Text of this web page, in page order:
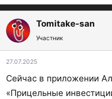
е
а
к
ц
и
и
:
Tomitake-san
Участник
27.07.2025
Сейчас в приложении
«Прицельные